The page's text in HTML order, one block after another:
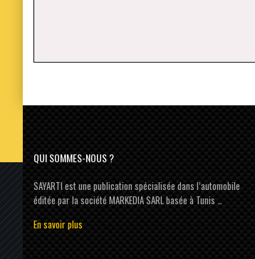
QUI SOMMES-NOUS ?
SAYARTI est une publication spécialisée dans l’automobile
éditée par la société MARKEDIA SARL basée à Tunis …
En savoir plus